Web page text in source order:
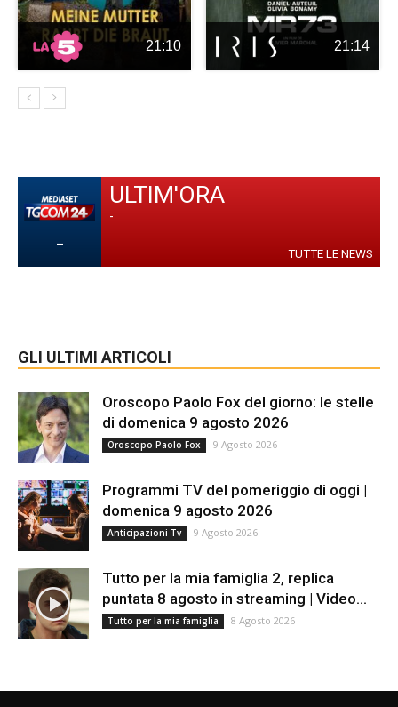
21:10 21:14
-
ULTIM'ORA
-
TUTTE LE NEWS
GLI ULTIMI ARTICOLI
Oroscopo Paolo Fox del giorno: le stelle
di domenica 9 agosto 2026
Oroscopo Paolo Fox 9 Agosto 2026
Programmi TV del pomeriggio di oggi |
domenica 9 agosto 2026
Anticipazioni Tv 9 Agosto 2026
Tutto per la mia famiglia 2, replica
puntata 8 agosto in streaming | Video...
Tutto per la mia famiglia 8 Agosto 2026